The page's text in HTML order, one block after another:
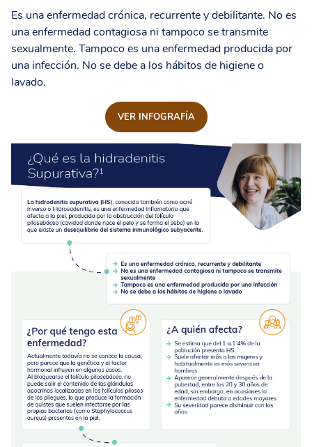
Es una enfermedad crónica, recurrente y debilitante. No es
una enfermedad contagiosa ni tampoco se transmite
sexualmente. Tampoco es una enfermedad producida por
una infección. No se debe a los hábitos de higiene o
lavado.
VER INFOGRAFÍA